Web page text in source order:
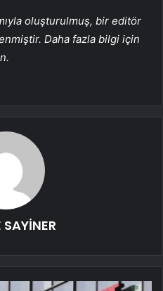
oluşturulmuş, bir editör
Daha fazla bilgi için